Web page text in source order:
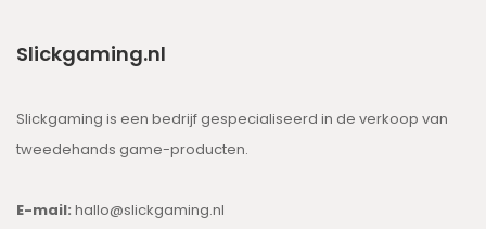
Slickgaming.nl
Slickgaming is een bedrijf gespecialiseerd in de verkoop van
tweedehands game-producten.
E-mail: hallo@slickgaming.nl